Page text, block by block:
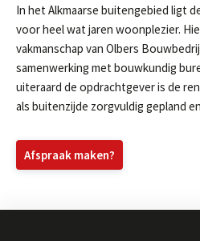
In het Alkmaarse buitengebied ligt
voor heel wat jaren woonplezier.
vakmanschap van Olbers
samenwerking met bouwkundig
uiteraard de opdrachtgever is de
als buitenzijde zorgvuldig gepland
Afspraak maken?
Ja, ik wil nieuws